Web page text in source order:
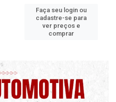
Faça seu login ou
cadastre-se para
ver preços e
comprar